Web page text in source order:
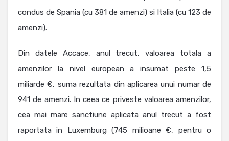
condus de Spania (cu 381 de amenzi) si Italia (cu 123 de
amenzi).
Din datele Accace, anul trecut, valoarea totala a
amenzilor la nivel european a insumat peste 1,5
miliarde €, suma rezultata din aplicarea unui numar de
941 de amenzi. In ceea ce priveste valoarea amenzilor,
cea mai mare sanctiune aplicata anul trecut a fost
raportata in Luxemburg (745 milioane €, pentru o